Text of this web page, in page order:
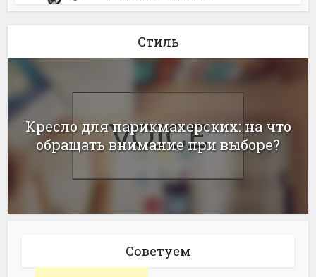
Стиль
Кресло для парикмахерских: на что
обращать внимание при выборе?
Советуем